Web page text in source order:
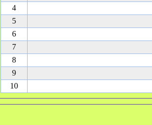
4
5
6
7
8
9
10